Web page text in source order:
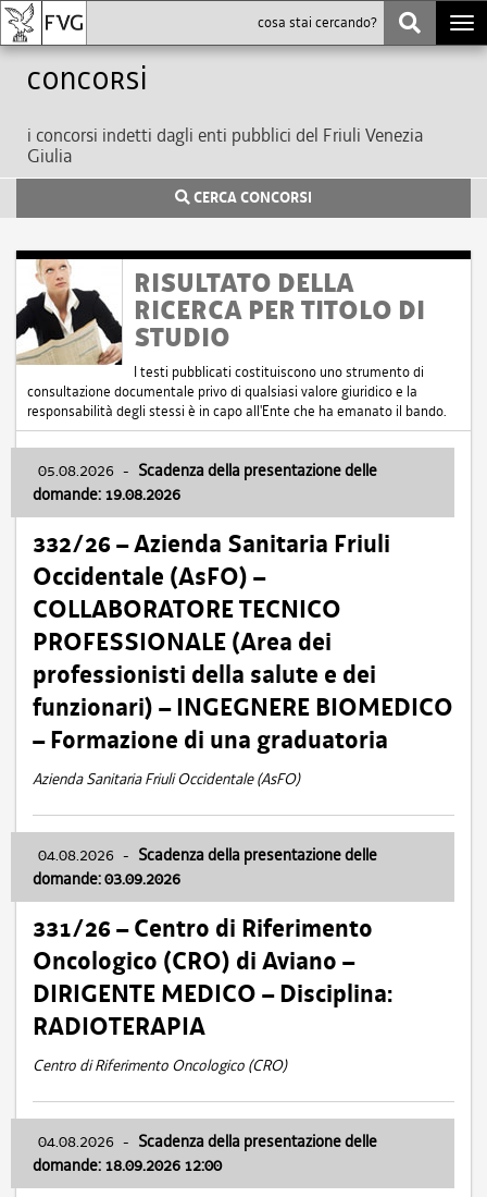
Concorsi
i concorsi indetti dagli enti pubblici del Friuli Venezia
Giulia
CERCA CONCORSI
RISULTATO DELLA
RICERCA PER TITOLO DI
STUDIO
I testi pubblicati costituiscono uno strumento di
consultazione documentale privo di qualsiasi valore giuridico e la
responsabilità degli stessi è in capo all'Ente che ha emanato il bando.
05.08.2026 - Scadenza della presentazione delle
domande: 19.08.2026
332/26 – Azienda Sanitaria Friuli
Occidentale (AsFO) –
COLLABORATORE TECNICO
PROFESSIONALE (Area dei
professionisti della salute e dei
funzionari) – INGEGNERE BIOMEDICO
– Formazione di una graduatoria
Azienda Sanitaria Friuli Occidentale (AsFO)
04.08.2026 - Scadenza della presentazione delle
domande: 03.09.2026
331/26 – Centro di Riferimento
Oncologico (CRO) di Aviano –
DIRIGENTE MEDICO – Disciplina:
RADIOTERAPIA
Centro di Riferimento Oncologico (CRO)
04.08.2026 - Scadenza della presentazione delle
domande: 18.09.2026 12:00